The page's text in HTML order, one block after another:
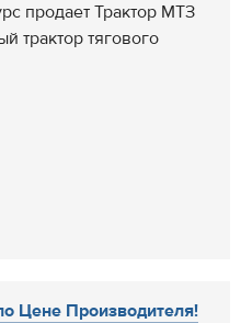
продает Трактор МТЗ
трактор тягового
Цене Производителя!